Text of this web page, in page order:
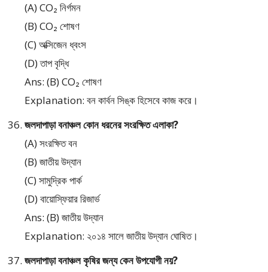
(A) CO₂ নির্গমন
(B) CO₂ শোষণ
(C) অক্সিজেন ধ্বংস
(D) তাপ বৃদ্ধি
Ans: (B) CO₂ শোষণ
Explanation: বন কার্বন সিঙ্ক হিসেবে কাজ করে।
জলদাপাড়া বনাঞ্চল কোন ধরনের সংরক্ষিত এলাকা?
(A) সংরক্ষিত বন
(B) জাতীয় উদ্যান
(C) সামুদ্রিক পার্ক
(D) বায়োস্ফিয়ার রিজার্ভ
Ans: (B) জাতীয় উদ্যান
Explanation: ২০১৪ সালে জাতীয় উদ্যান ঘোষিত।
জলদাপাড়া বনাঞ্চল কৃষির জন্য কেন উপযোগী নয়?